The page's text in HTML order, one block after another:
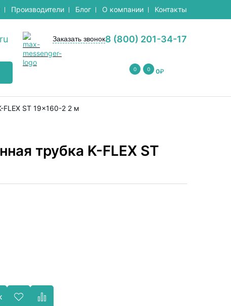
Производители Блог О компании Контакты
8 (800) 201-34-17
Заказать звонок
0 0 0₽
FLEX ST 19x160-2 2 м
трубка K-FLEX ST